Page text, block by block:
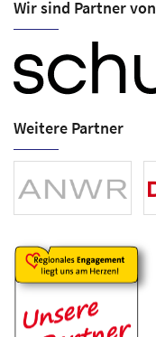
Wir sind Partner von
Weitere Partner